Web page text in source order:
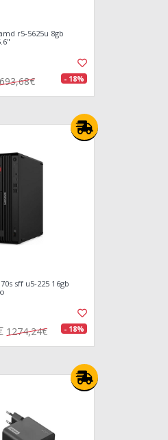
r5-5625u 8gb
693,68€ - 18%
sff u5-225 16gb
1274,24€ - 18%